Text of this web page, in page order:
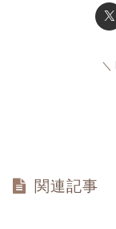
関連記事